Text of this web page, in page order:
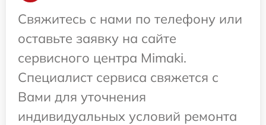
Свяжитесь с нами по телефону или
оставьте заявку на сайте
сервисного центра Mimaki.
Специалист сервиса свяжется с
Вами для уточнения
индивидуальных условий ремонта